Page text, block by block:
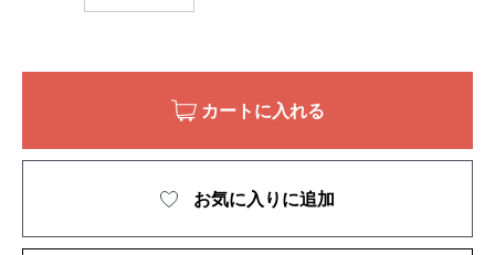
カートに入れる
お気に入りに追加